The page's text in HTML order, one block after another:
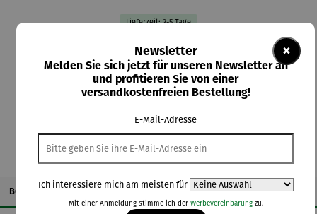
Lieferzeit: 3-5 Tage
Größeauswählen
B. 90 cm H. 118 cm
Beschreibung
×
Newsletter
Melden Sie sich jetzt für unseren Newsletter an
und profitieren Sie von einer
versandkostenfreien Bestellung!
E-Mail-Adresse
Ich interessiere mich am meisten für
Mit einer Anmeldung stimme ich der Werbevereinbarungzu.